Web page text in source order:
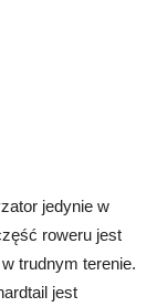
jedynie w
roweru jest
trudnym terenie.
jest